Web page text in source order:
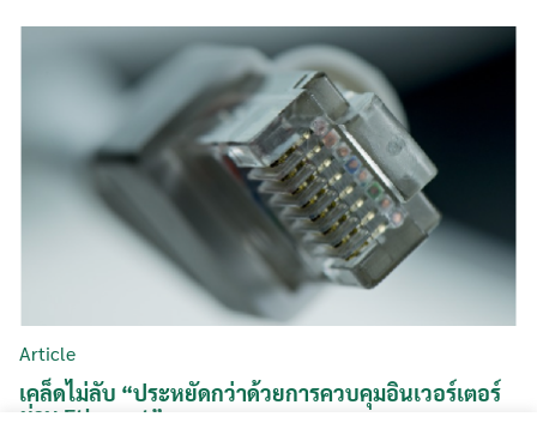
Article
เคล็ดไม่ลับ “ประหยัดกว่าด้วยการควบคุมอินเวอร์เตอร์
ผ่าน Ethernet”